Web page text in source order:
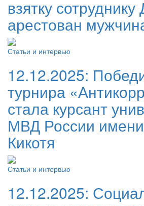
взятку
арестован
Статьи и интервью
12.12.2025:
турнира
стала курсант
МВД России
Кикотя
Статьи и интервью
12.12.2025: